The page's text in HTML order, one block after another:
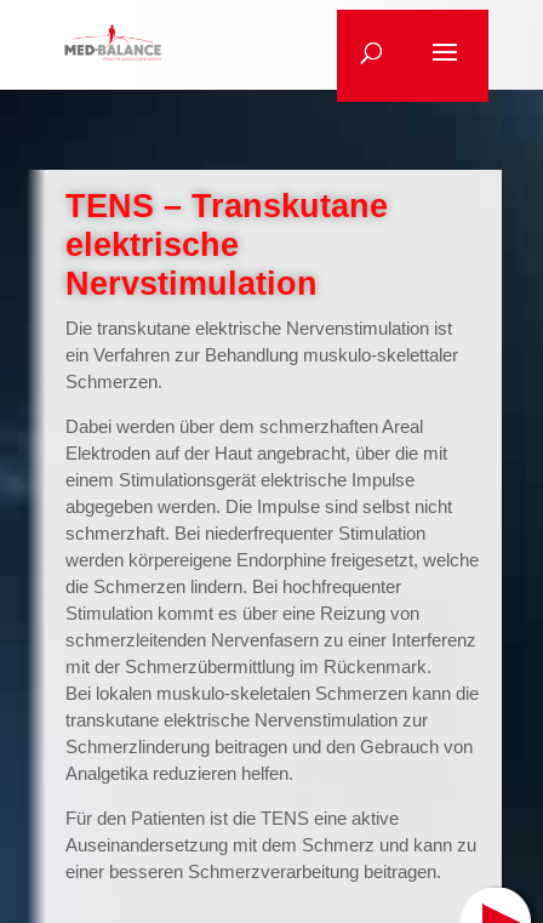
TENS – Transkutane
elektrische
Nervstimulation
Die transkutane elektrische Nervenstimulation ist
ein Verfahren zur Behandlung muskulo-skelettaler
Schmerzen.
Dabei werden über dem schmerzhaften Areal
Elektroden auf der Haut angebracht, über die mit
einem Stimulationsgerät elektrische Impulse
abgegeben werden. Die Impulse sind selbst nicht
schmerzhaft. Bei niederfrequenter Stimulation
werden körpereigene Endorphine freigesetzt, welche
die Schmerzen lindern. Bei hochfrequenter
Stimulation kommt es über eine Reizung von
schmerzleitenden Nervenfasern zu einer Interferenz
mit der Schmerzübermittlung im Rückenmark.
Bei lokalen muskulo-skeletalen Schmerzen kann die
transkutane elektrische Nervenstimulation zur
Schmerzlinderung beitragen und den Gebrauch von
Analgetika reduzieren helfen.
Für den Patienten ist die TENS eine aktive
Auseinandersetzung mit dem Schmerz und kann zu
einer besseren Schmerzverarbeitung beitragen.